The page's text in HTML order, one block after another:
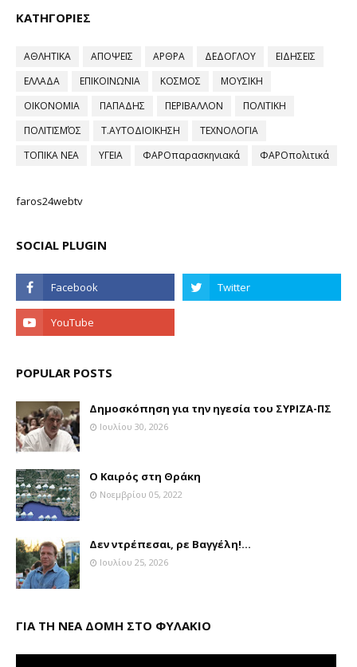
ΚΑΤΗΓΟΡΙΕΣ
ΑΘΛΗΤΙΚΑ ΑΠΟΨΕΙΣ ΑΡΘΡΑ ΔΕΔΟΓΛΟΥ
ΕΙΔΗΣΕΙΣ
ΕΛΛΑΔΑ
ΕΠΙΚΟΙΝΩΝΙΑ ΚΟΣΜΟΣ
ΜΟΥΣΙΚΗ
ΟΙΚΟΝΟΜΙΑ
ΠΑΠΑΔΗΣ ΠΕΡΙΒΑΛΛΟΝ
ΠΟΛΙΤΙΚΗ
ΠΟΛΙΤΙΣΜΌΣ
Τ.ΑΥΤΟΔΙΟΙΚΗΣΗ
ΤΕΧΝΟΛΟΓΙΑ
ΤΟΠΙΚΑ ΝΕΑ
ΥΓΕΙΑ ΦΑΡΟπαρασκηνιακά ΦΑΡΟπολιτικά
faros24webtv
SOCIAL PLUGIN
POPULAR POSTS
Δημοσκόπηση για την ηγεσία του ΣΥΡΙΖΑ-ΠΣ
Ιουλίου 30, 2026
Ο Καιρός στη Θράκη
Νοεμβρίου 05, 2022
Δεν ντρέπεσαι, ρε Βαγγέλη!...
Ιουλίου 25, 2026
ΓΙΑ ΤΗ ΝΕΑ ΔΟΜΗ ΣΤΟ ΦΥΛΑΚΙΟ